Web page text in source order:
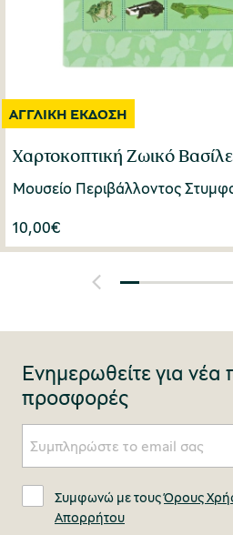
Χαρτοκοπτική Ζωικό
Μουσείο Περιβάλλοντος
10,00€
Ενημερωθείτε για νέα
προσφορές
Συμφωνώ με τουςΌρους
Απορρήτου